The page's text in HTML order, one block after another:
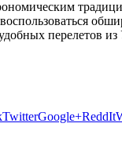
перелетов
TwitterGoogle+ReddIt